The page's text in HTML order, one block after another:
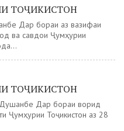
ТОҶИКИСТОН
Дар бораи аз вазифаи
ва савдои Ҷумҳурии
ТОҶИКИСТОН
Дар бораи ворид
Ҷумҳурии Тоҷикистон аз 28